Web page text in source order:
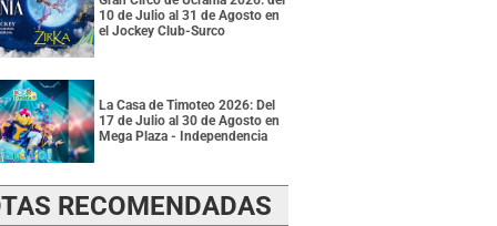
10 de Julio al 31 de Agosto en
el Jockey Club-Surco
La Casa de Timoteo 2026: Del
17 de Julio al 30 de Agosto en
Mega Plaza - Independencia
RECOMENDADAS